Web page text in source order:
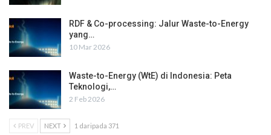
RDF & Co-processing: Jalur Waste-to-Energy
yang…
10 Mar 2026
Waste-to-Energy (WtE) di Indonesia: Peta
Teknologi,…
2 Feb 2026
PREV NEXT 1 daripada 371